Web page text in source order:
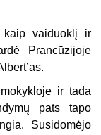
kaip vaiduoklį ir
Prancūzijoje
ir tada
pats tapo
Susidomėjo